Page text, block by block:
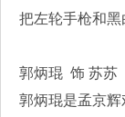
把左轮手枪和
郭炳琨 饰 苏苏
郭炳琨是孟京